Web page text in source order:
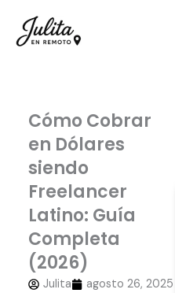
contenido
Cómo Cobrar
en Dólares
siendo
Freelancer
Latino: Guía
Completa
(2026)
Julita agosto 26, 2025